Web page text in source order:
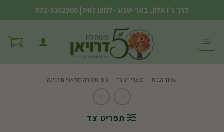
to
content
דרך ג'ו אלון, באר-שבע - לחצו לוויז |
072-3302900
עמוד הבית מוצרי הגינה גופי תאורה סולאריים לגינה
תפריט צד